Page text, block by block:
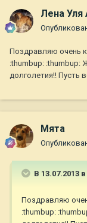
Лена Уля
Поздравляю очень
:thumbup: :thumbup:
долголетия!! Пусть
Мята
В 13.07.2013
Поздравляю
:thumbup: